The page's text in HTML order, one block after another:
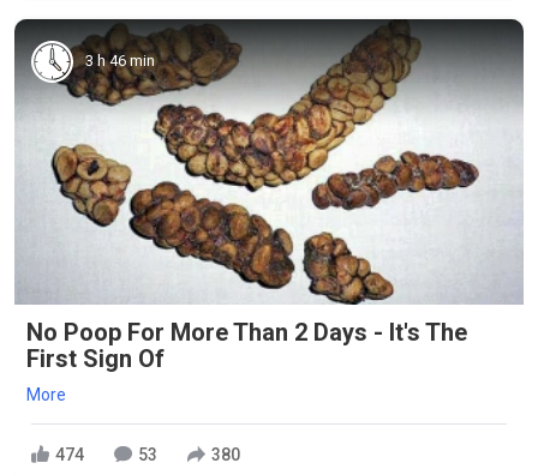
3 h 46 min
No Poop For More Than 2 Days - It's The
First Sign Of
More
474 53 380